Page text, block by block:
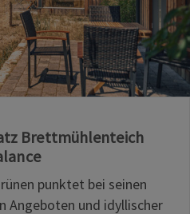
Brettmühlenteich
punktet bei seinen
Angeboten und idyllischer